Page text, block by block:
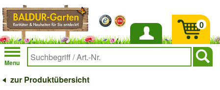
Anmelden
Menu
0
zur Produktübersicht